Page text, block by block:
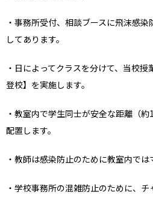
・事務所受付、相談ブースに飛沫感
してあります。
・日によってクラスを分けて、当校
登校】を実施します。
・教室内で学生同士が安全な距離（
配置します。
・教師は感染防止のために教室内では
・学校事務所の混雑防止のために、